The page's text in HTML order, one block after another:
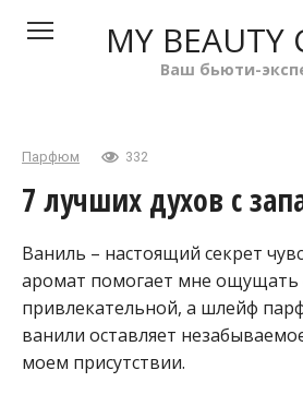
MY BEAUTY
Ваш бьюти-
Парфюм 332
7 лучших духов с
Ваниль – настоящий секрет
аромат помогает мне ощущать
привлекательной, а шлейф
ванили оставляет
моем присутствии.